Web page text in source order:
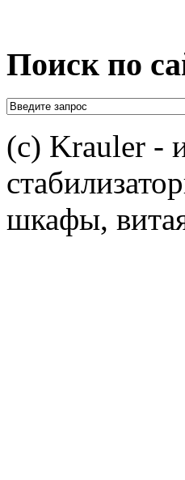
Поиск по
(c) Krauler -
шкафы,